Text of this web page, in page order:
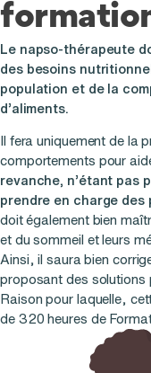
Le napso-thérapeute
des besoins
population et de la
d’aliments.
Il fera uniquement de la
comportements pour
revanche, n’étant pas
prendre en charge
doit également bien
et du sommeil et leurs
Ainsi, il saura bien
proposant des solutions
Raison pour laquelle,
de 320 heures de